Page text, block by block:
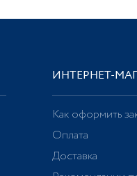
ИНТЕРНЕТ-
Как оформить
Оплата
Доставка